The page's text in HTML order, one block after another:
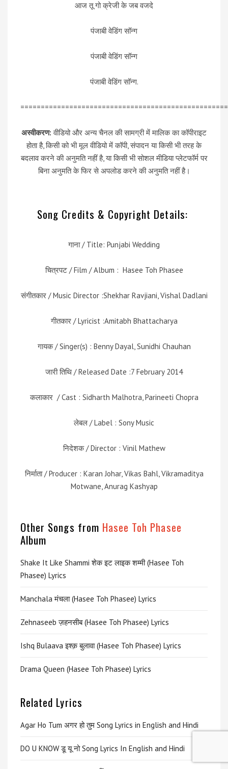
आज तू गो क्रेजी के जब वजदे
पंजाबी वेडिंग सॉन्ग
पंजाबी वेडिंग सॉन्ग
पंजाबी वेडिंग सॉन्ग.
अस्वीकरण: वीडियो और अन्य चैनल की सामग्री में मालिक का कॉपीराइट
होता है, किसी को भी मूल वीडियो में कॉपी, संपादन या किसी भी तरह के
बदलाव करने की अनुमति नहीं है, या किसी भी सोशल मीडिया प्लेटफॉर्म पर
बिना अनुमति के फिर से अपलोड करने की अनुमति नहीं है।
Song Credits & Copyright Details:
गाना / Title: Punjabi Wedding
चित्रपट / Film / Album : Hasee Toh Phasee
संगीतकार / Music Director :Shekhar Ravjiani, Vishal Dadlani
गीतकार / Lyricist :Amitabh Bhattacharya
गायक / Singer(s) : Benny Dayal, Sunidhi Chauhan
जारी तिथि / Released Date :7 February 2014
कलाकार / Cast : Sidharth Malhotra, Parineeti Chopra
लेबल / Label : Sony Music
निदेशक / Director : Vinil Mathew
निर्माता / Producer : Karan Johar, Vikas Bahl, Vikramaditya
Motwane, Anurag Kashyap
Other Songs from Hasee Toh Phasee
Album
Shake It Like Shammi शेक इट लाइक शम्मी (Hasee Toh
Phasee) Lyrics
Manchala मंचला (Hasee Toh Phasee) Lyrics
Zehnaseeb ज़हनसीब (Hasee Toh Phasee) Lyrics
Ishq Bulaava इश्क़ बुलावा (Hasee Toh Phasee) Lyrics
Drama Queen (Hasee Toh Phasee) Lyrics
Related Lyrics
Agar Ho Tum अगर हो तुम Song Lyrics in English and Hindi
DO U KNOW डू यू नो Song Lyrics In English and Hindi